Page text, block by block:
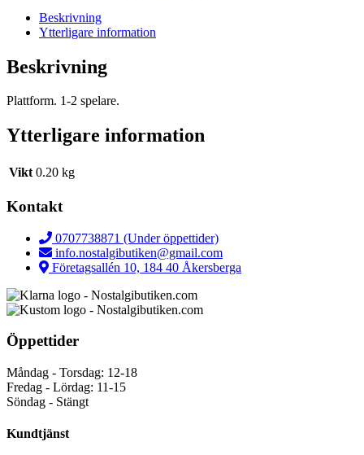
Beskrivning
Ytterligare information
Beskrivning
Plattform. 1-2 spelare.
Ytterligare information
Vikt 0.20 kg
Kontakt
0707738871 (Under öppettider)
info.nostalgibutiken@gmail.com
Företagsallén 10, 184 40 Åkersberga
Öppettider
Måndag - Torsdag: 12-18
Fredag - Lördag: 11-15
Söndag - Stängt
Kundtjänst